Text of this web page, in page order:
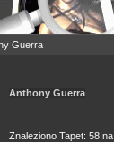
Guerra
Anthony Guerra
Znaleziono Tapet: 58